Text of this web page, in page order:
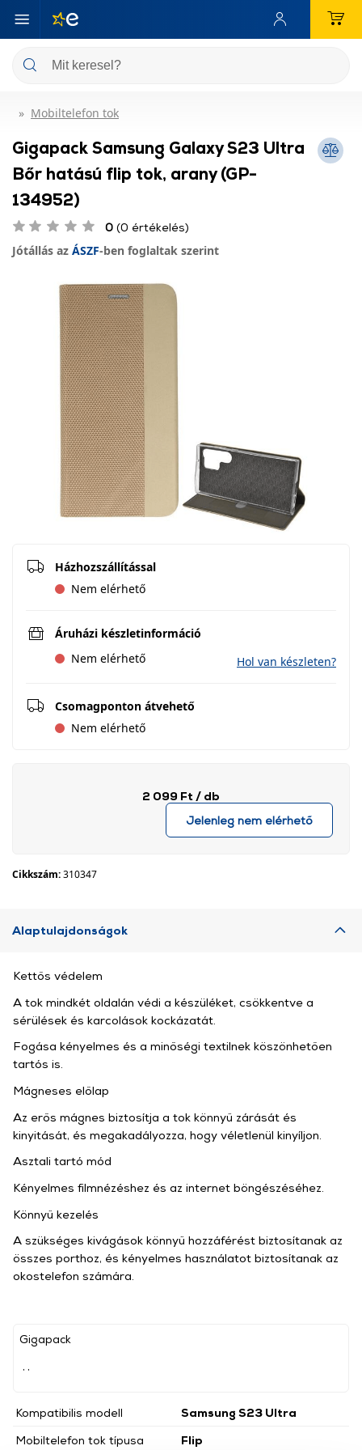
Mobiltelefon tok
Gigapack Samsung Galaxy S23 Ultra
Bőr hatású flip tok, arany (GP-
134952)
0 (0 értékelés)
Jótállás az ÁSZF-ben foglaltak szerint
Házhozszállítással
Nem elérhető
Áruházi készletinformáció
Nem elérhető
Hol van készleten?
Csomagponton átvehető
Nem elérhető
2 099 Ft / db
Jelenleg nem elérhető
Cikkszám:310347
Alaptulajdonságok
Gigapack
Kompatibilis modell
Samsung S23 Ultra
Mobiltelefon tok típusa
Flip
Kettős védelem
A tok mindkét oldalán védi a készüléket, csökkentve a
sérülések és karcolások kockázatát.
Fogása kényelmes és a minőségi textilnek köszönhetően
tartós is.
Mágneses előlap
Az erős mágnes biztosítja a tok könnyű zárását és
kinyitását, és megakadályozza, hogy véletlenül kinyíljon.
Asztali tartó mód
Kényelmes filmnézéshez és az internet böngészéséhez.
Könnyű kezelés
A szükséges kivágások könnyű hozzáférést biztosítanak az
összes porthoz, és kényelmes használatot biztosítanak az
okostelefon számára.